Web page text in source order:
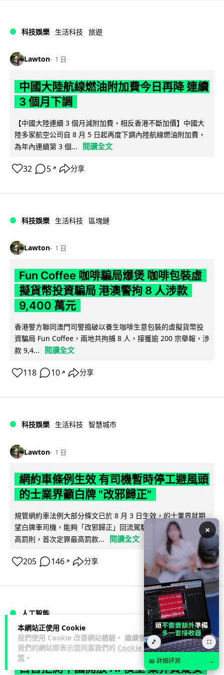
本網站正使用 Cookie
我們使用 Cookie 改善網站體驗。 繼續使用
我們的網站即表示您同意我們的 Cookie 政
策 。
科技娛樂 生活科技 旅遊
Lawton 1 日
中國大陸航線燃油附加費今日再降 連續
3 個月下調
【中國大陸連續 3 個月減附加費，相反香港不斷加價】中國大
陸多家航空公司自 8 月 5 日起再度下調內陸航線燃油附加費，
為年內連續第 3 個...
閱讀全文
32 5 ↗ 分享
科技娛樂 生活科技 區塊鏈
Lawton 1 日
Fun Coffee 咖啡騙局爆煲 咖啡包裝虛
擬貨幣投資騙局 港澳警拘 8 人涉款
9,400 萬元
香港警方聯同澳門司警搗破以養生咖啡生意包裝的虛擬貨幣投
資騙局 Fun Coffee，兩地共拘捕 8 人，接獲逾 200 宗舉報，涉
款 9,4...
閱讀全文
118 10 ↗ 分享
科技娛樂 生活科技 智慧城市
Lawton 1 日
網約車條例生效 有司機暫時停工避風頭
的士業界籲白牌 "改邪歸正"
規管網約車法例大部分條文已於 8 月 3 日生效，的士業界就期
望白牌車司機，能夠「改邪歸正」回流駕駛的士。新例大幅提
高罰則，首次定罪最高罰款...
閱讀全文
205 146 ↗ 分享
人工智能
Lawton 1 日
白宮拒測中國開放 AI 模型 業界質疑安
×
🎵 ⛶
📖 詳細評測 →